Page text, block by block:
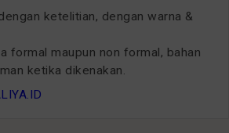
ketelitian, dengan warna &
formal maupun non formal, bahan
ketika dikenakan.